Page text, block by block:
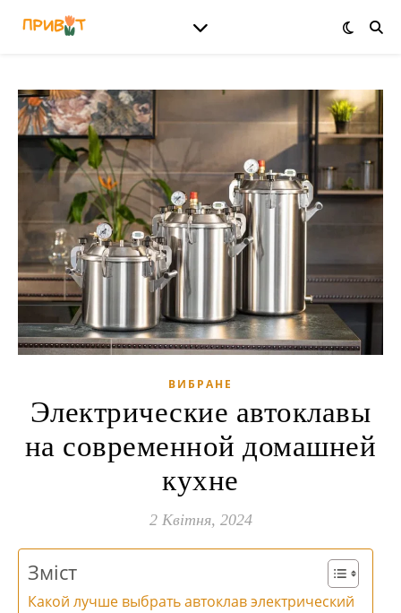
ВИБРАНЕ
Электрические автоклавы
на современной домашней
кухне
2 Квітня, 2024
Зміст
Какой лучше выбрать автоклав электрический